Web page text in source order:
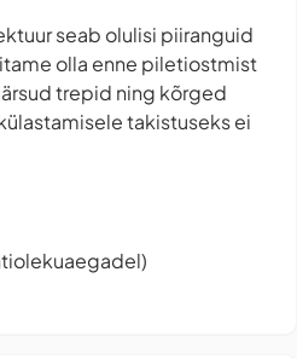
seab olulisi piiranguid
olla enne piletiostmist
trepid ning kõrged
takistuseks ei